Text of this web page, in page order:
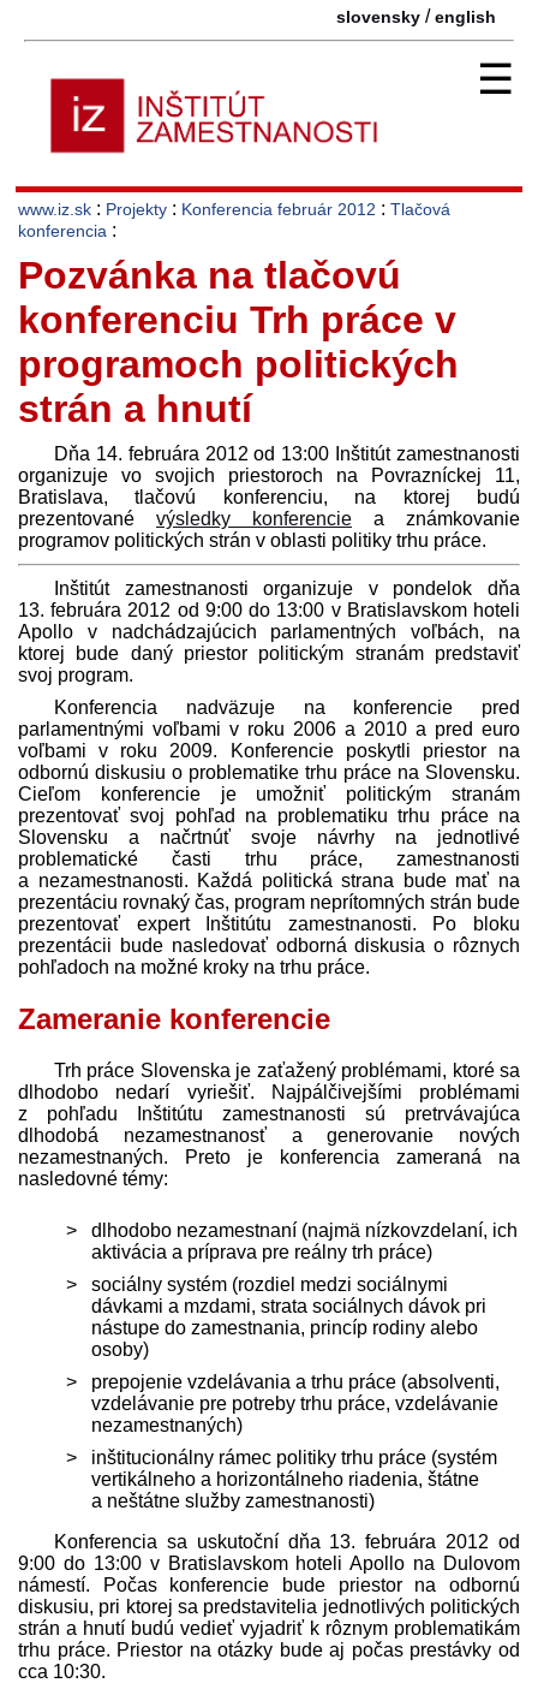
slovensky /english
☰
www.iz.sk : Projekty : Konferencia február 2012 : Tlačová
konferencia :
Pozvánka na tlačovú
konferenciu Trh práce v
programoch politických
strán a hnutí
Dňa 14. februára 2012 od 13:00 Inštitút zamestnanosti
organizuje vo svojich priestoroch na Povrazníckej 11,
Bratislava, tlačovú konferenciu, na ktorej budú
prezentované výsledky konferencie a známkovanie
programov politických strán v oblasti politiky trhu práce.
Inštitút zamestnanosti organizuje v pondelok dňa
13. februára 2012 od 9:00 do 13:00 v Bratislavskom hoteli
Apollo v nadchádzajúcich parlamentných voľbách, na
ktorej bude daný priestor politickým stranám pred­staviť
svoj program.
Konferencia nadväzuje na konferencie pred
parlamentnými voľbami v roku 2006 a 2010 a pred euro
voľbami v roku 2009. Konferencie poskytli priestor na
odbornú diskusiu o problematike trhu práce na Slovensku.
Cieľom konferencie je umožniť politickým stranám
prezentovať svoj pohľad na problematiku trhu práce na
Slovensku a načrtnúť svoje návrhy na jednotlivé
problematické časti trhu práce, zamestnanosti
a nezamestnanosti. Každá politická strana bude mať na
prezentáciu rovnaký čas, program neprítomných strán bude
prezentovať expert Inštitútu zamestnanosti. Po bloku
prezentácii bude nasledovať odborná diskusia o rôznych
pohľadoch na možné kroky na trhu práce.
Zameranie konferencie
Trh práce Slovenska je zaťažený problémami, ktoré sa
dlhodobo nedarí vyriešiť. Najpálčivejšími problémami
z pohľadu Inštitútu zamestnanosti sú pretrvávajúca
dlhodobá nezamestnanosť a generovanie nových
nezamestnaných. Preto je konferencia zameraná na
nasledovné témy:
dlhodobo nezamestnaní (najmä nízkovzdelaní, ich
aktivácia a príprava pre reálny trh práce)
sociálny systém (rozdiel medzi sociálnymi
dávkami a mzdami, strata sociálnych dávok pri
nástupe do zamestnania, princíp rodiny alebo
osoby)
prepojenie vzdelávania a trhu práce (absolventi,
vzdelávanie pre potreby trhu práce, vzdelávanie
nezamestnaných)
inštitucionálny rámec politiky trhu práce (systém
vertikálneho a horizontálneho riadenia, štátne
a neštátne služby zamestnanosti)
Konferencia sa uskutoční dňa 13. februára 2012 od
9:00 do 13:00 v Bratislavskom hoteli Apollo na Dulovom
námestí. Počas konferencie bude priestor na odbornú
diskusiu, pri ktorej sa pred­stavitelia jednotlivých politických
strán a hnutí budú vedieť vyjadriť k rôznym problematikám
trhu práce. Priestor na otázky bude aj počas prestávky od
cca 10:30.